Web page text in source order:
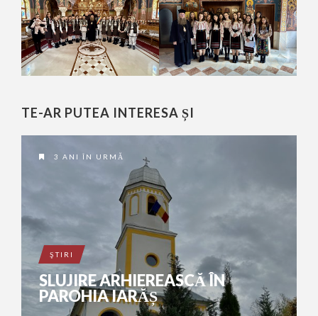
TE-AR PUTEA INTERESA ȘI
3 ANI ÎN URMĂ
ŞTIRI
SLUJIRE ARHIEREASCĂ ÎN
PAROHIA IARĂȘ